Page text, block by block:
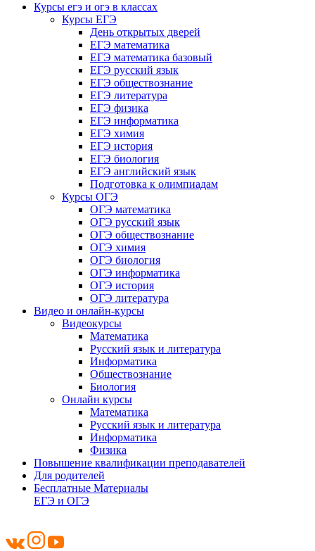
Курсы егэ и огэ в классах
Курсы ЕГЭ
День открытых дверей
ЕГЭ математика
ЕГЭ математика базовый
ЕГЭ русский язык
ЕГЭ обществознание
ЕГЭ литература
ЕГЭ физика
ЕГЭ информатика
ЕГЭ химия
ЕГЭ история
ЕГЭ биология
ЕГЭ английский язык
Подготовка к олимпиадам
Курсы ОГЭ
ОГЭ математика
ОГЭ русский язык
ОГЭ обществознание
ОГЭ химия
ОГЭ биология
ОГЭ информатика
ОГЭ история
ОГЭ литература
Видео и онлайн-курсы
Видеокурсы
Математика
Русский язык и литература
Информатика
Обществознание
Биология
Онлайн курсы
Математика
Русский язык и литература
Информатика
Физика
Повышение квалификации преподавателей
Для родителей
Бесплатные Материалы
ЕГЭ и ОГЭ